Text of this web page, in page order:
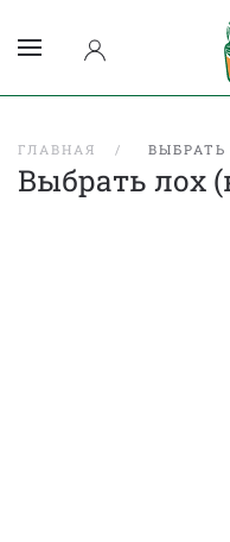
ГЛАВНАЯ
Выбрать лох